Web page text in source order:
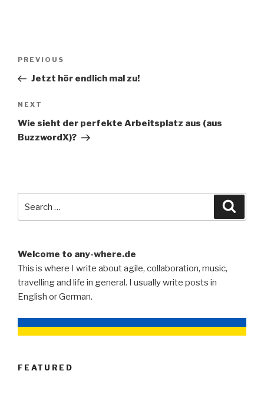
Previous
Post
PREVIOUS
Jetzt hör endlich mal zu!
Next
Post
NEXT
Wie sieht der perfekte Arbeitsplatz aus (aus
BuzzwordX)?
Welcome to any-where.de
This is where I write about agile, collaboration, music,
travelling and life in general. I usually write posts in
English or German.
FEATURED